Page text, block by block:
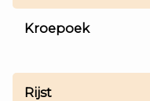
Kroepoek
Rijst